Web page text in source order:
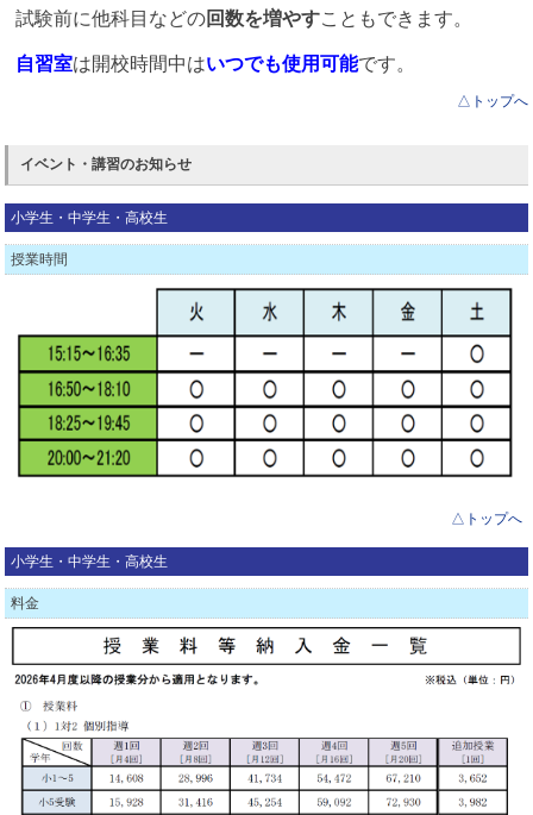
個太郎塾の「選べる個別指導」
チェックテストを基に、いよいよ苦手単元や強化すべき単元を指導し
試験前に他科目などの回数を増やすこともできます。
自習室は開校時間中はいつでも使用可能です。
△トップへ
イベント・講習のお知らせ
小学生・中学生・高校生
授業時間
△トップへ
小学生・中学生・高校生
料金